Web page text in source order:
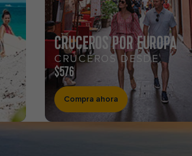
CRUCEROS POR EUROPA
CRUCEROS DESDE
$576
Compra ahora